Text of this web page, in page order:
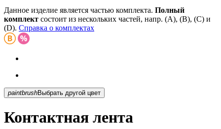
Данное изделие является частью комплекта. Полный
комплект состоит из нескольких частей, напр. (А), (B), (С) и
(D). Справка о комплектах
paintbrush Выбрать другой цвет
Контактная лента